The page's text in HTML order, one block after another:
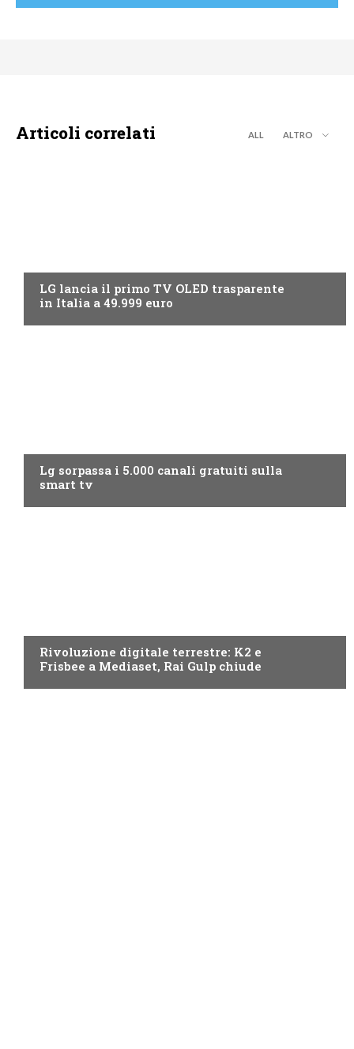
Articoli correlati ALL ALTRO
LG lancia il primo TV OLED trasparente
in Italia a 49.999 euro
Lg sorpassa i 5.000 canali gratuiti sulla
smart tv
Rivoluzione digitale terrestre: K2 e
Frisbee a Mediaset, Rai Gulp chiude